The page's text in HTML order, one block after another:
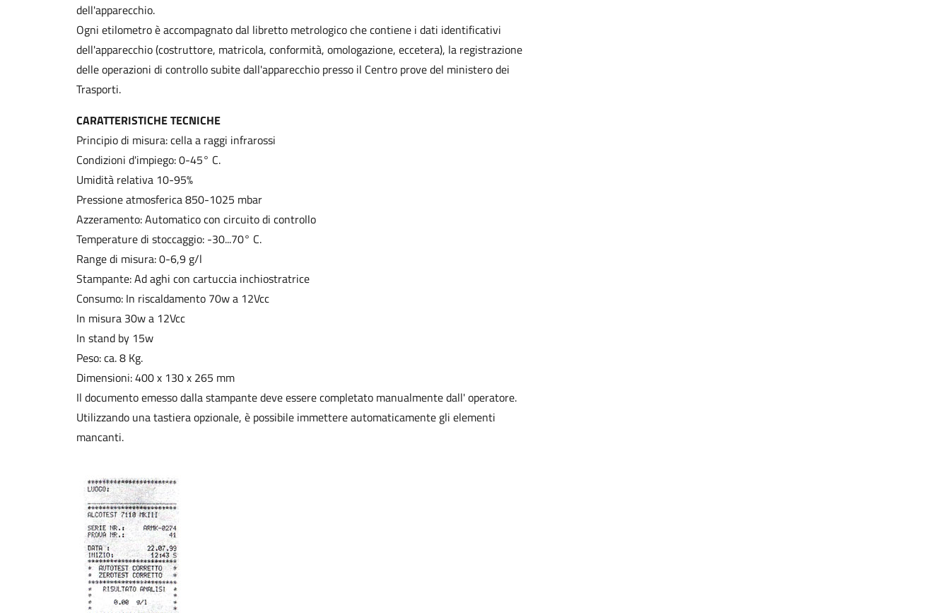
dell'apparecchio.
Ogni etilometro è accompagnato dal libretto metrologico che contiene i dati identificativi
dell'apparecchio (costruttore, matricola, conformità, omologazione, eccetera), la registrazione
delle operazioni di controllo subite dall'apparecchio presso il Centro prove del ministero dei
Trasporti.
CARATTERISTICHE TECNICHE
Principio di misura: cella a raggi infrarossi
Condizioni d'impiego: 0-45° C.
Umidità relativa 10-95%
Pressione atmosferica 850-1025 mbar
Azzeramento: Automatico con circuito di controllo
Temperature di stoccaggio: -30...70° C.
Range di misura: 0-6,9 g/l
Stampante: Ad aghi con cartuccia inchiostratrice
Consumo: In riscaldamento 70w a 12Vcc
In misura 30w a 12Vcc
In stand by 15w
Peso: ca. 8 Kg.
Dimensioni: 400 x 130 x 265 mm
Il documento emesso dalla stampante deve essere completato manualmente dall' operatore.
Utilizzando una tastiera opzionale, è possibile immettere automaticamente gli elementi
mancanti.